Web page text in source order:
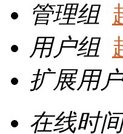
管理组
用户组
扩展用
在线时间